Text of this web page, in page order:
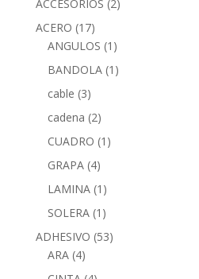
ACCESORIOS (2)
ACERO (17)
ANGULOS (1)
BANDOLA (1)
cable (3)
cadena (2)
CUADRO (1)
GRAPA (4)
LAMINA (1)
SOLERA (1)
ADHESIVO (53)
ARA (4)